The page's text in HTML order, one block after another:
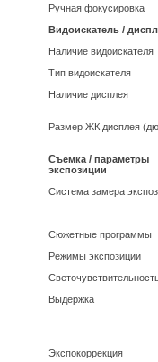
Ручная фокусировка
Видоискатель /
Наличие видоискателя
Тип видоискателя
Наличие дисплея
Размер ЖК дисплея
Съемка / параметры
экспозиции
Система замера
Сюжетные программы
Режимы экспозиции
Выдержка
Экспокоррекция